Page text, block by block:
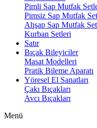
Pimli Sap Mutfak
Pimsiz Sap Mutfak
Ahşap Sap Mutfak
Kurban Setleri
Satır
Bıçak Bileyiciler
Masat Modelleri
Pratik Bileme Aparatı
Yöresel El Sanatları
Çakı Bıçakları
Avcı Bıçakları
Menü